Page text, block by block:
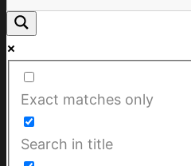
Exact matches only
Search in title